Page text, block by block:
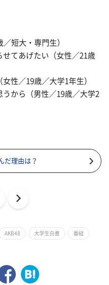
短大・専門生）
せてあげたい（女性／21歳
性／19歳／大学1年生）
うから（男性／19歳／大学2
だ理由は？
AKB48 大学生白書 番組